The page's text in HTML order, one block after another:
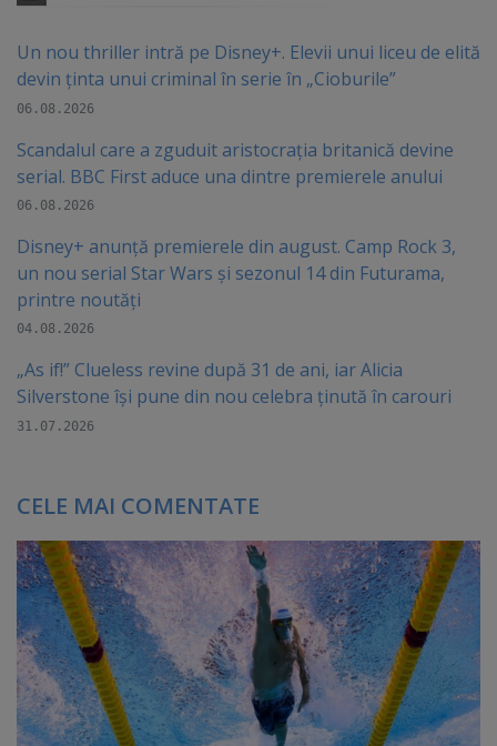
Un nou thriller intră pe Disney+. Elevii unui liceu de elită
devin ținta unui criminal în serie în „Cioburile”
06.08.2026
Scandalul care a zguduit aristocrația britanică devine
serial. BBC First aduce una dintre premierele anului
06.08.2026
Disney+ anunță premierele din august. Camp Rock 3,
un nou serial Star Wars și sezonul 14 din Futurama,
printre noutăți
04.08.2026
„As if!” Clueless revine după 31 de ani, iar Alicia
Silverstone își pune din nou celebra ținută în carouri
31.07.2026
CELE MAI COMENTATE